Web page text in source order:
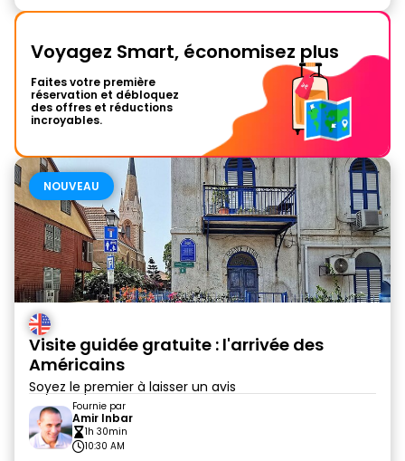
Voyagez Smart, économisez plus
Faites votre première
réservation et débloquez
des offres et réductions
incroyables.
NOUVEAU
Visite guidée gratuite : l'arrivée des
Américains
Soyez le premier à laisser un avis
Fournie par
Amir Inbar
1h 30min
10:30 AM